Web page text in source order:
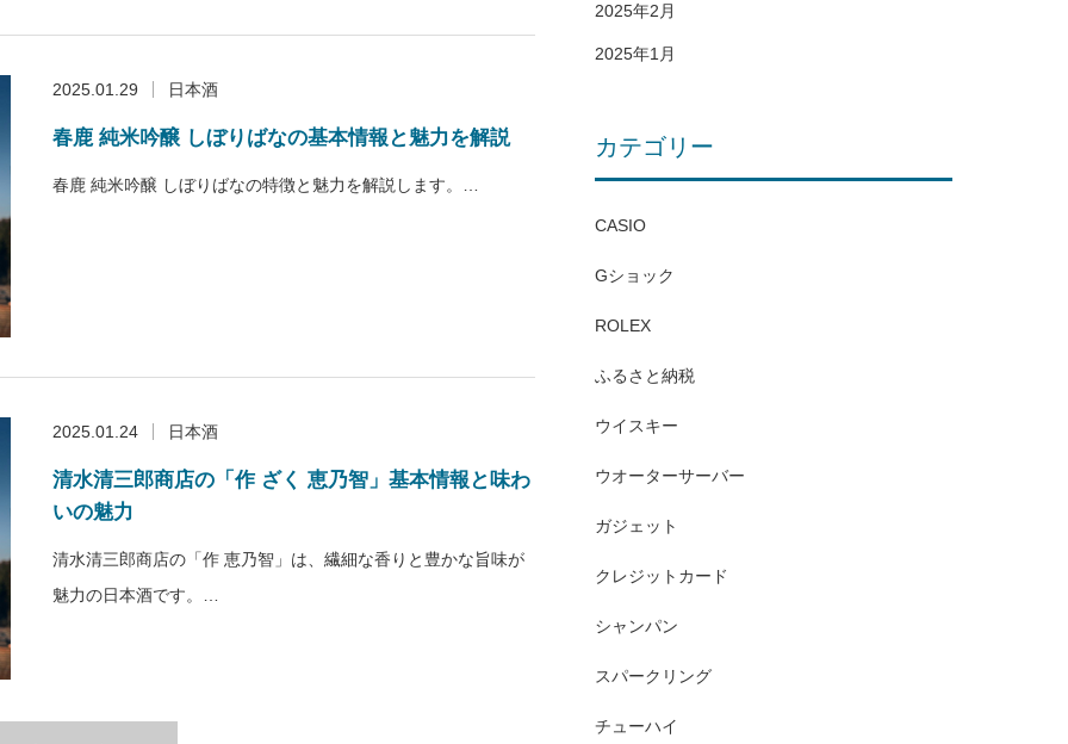
2025.01.29 日本酒
春鹿 純米吟醸 しぼりばなの基本情報と魅力を解説
春鹿 純米吟醸 しぼりばなの特徴と魅力を解説します。…
2025.01.24 日本酒
清水清三郎商店の「作 ざく 恵乃智」基本情報と味わ
いの魅力
清水清三郎商店の「作 恵乃智」は、繊細な香りと豊かな旨味が
魅力の日本酒です。…
2025年2月
2025年1月
カテゴリー
CASIO
Gショック
ROLEX
ふるさと納税
ウイスキー
ウオーターサーバー
ガジェット
クレジットカード
シャンパン
スパークリング
チューハイ